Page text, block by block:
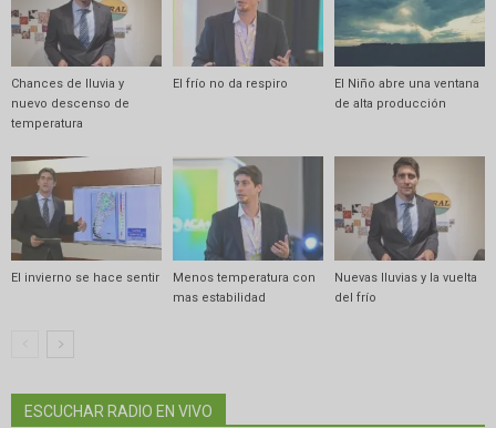
Chances de lluvia y
nuevo descenso de
temperatura
El frío no da respiro
El Niño abre una ventana
de alta producción
El invierno se hace sentir
Menos temperatura con
mas estabilidad
Nuevas lluvias y la vuelta
del frío
ESCUCHAR RADIO EN VIVO